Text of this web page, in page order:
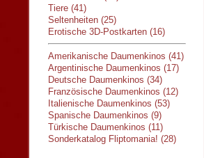
Tiere (41)
Seltenheiten (25)
Erotische 3D-Postkarten (16)
Amerikanische Daumenkinos (41)
Argentinische Daumenkinos (17)
Deutsche Daumenkinos (34)
Französische Daumenkinos (12)
Italienische Daumenkinos (53)
Spanische Daumenkinos (9)
Türkische Daumenkinos (11)
Sonderkatalog Fliptomania! (28)